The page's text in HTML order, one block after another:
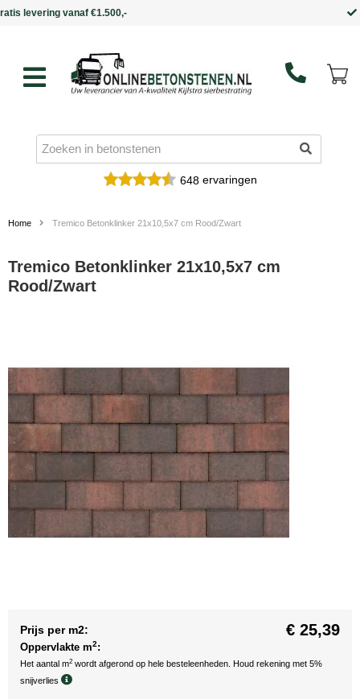
Binnen 5 werkdagen in huis
648ervaringen
Home Tremico Betonklinker 21x10,5x7 cm Rood/Zwart
Tremico Betonklinker 21x10,5x7 cm
Rood/Zwart
Prijs per m2: € 25,39
Oppervlakte m2:
Het aantal m2 wordt afgerond op hele besteleenheden. Houd rekening met 5%
snijverlies